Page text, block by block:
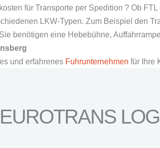
für Transporte per Spedition ? Ob
LKW-Typen. Zum Beispiel den
benötigen eine Hebebühne,
und erfahrenes Fuhrunternehmen für Ihre